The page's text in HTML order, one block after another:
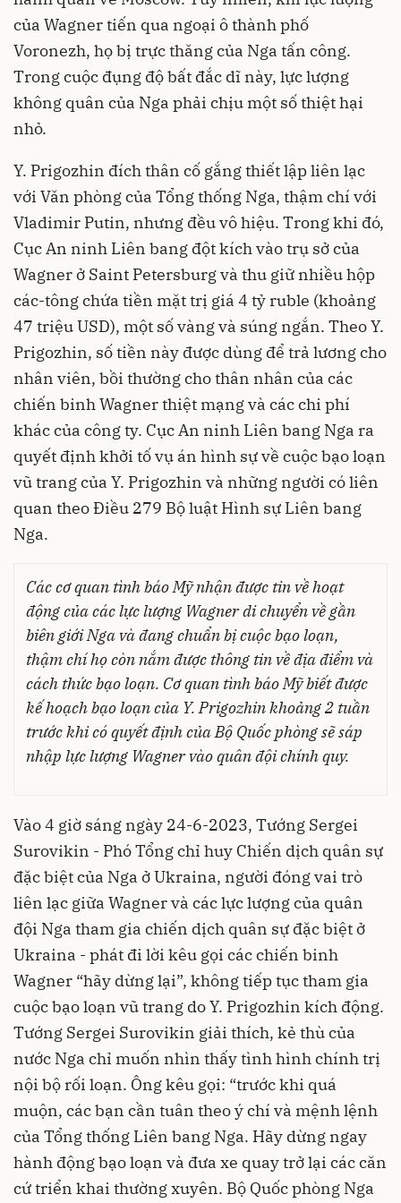
của Wagner tiến qua ngoại ô thành phố
Voronezh, họ bị trực thăng của Nga tấn công.
Trong cuộc đụng độ bất đắc dĩ này, lực lượng
không quân của Nga phải chịu một số thiệt hại
nhỏ.
Y. Prigozhin đích thân cố gắng thiết lập liên lạc
với Văn phòng của Tổng thống Nga, thậm chí với
Vladimir Putin, nhưng đều vô hiệu. Trong khi đó,
Cục An ninh Liên bang đột kích vào trụ sở của
Wagner ở Saint Petersburg và thu giữ nhiều hộp
các-tông chứa tiền mặt trị giá 4 tỷ ruble (khoảng
47 triệu USD), một số vàng và súng ngắn. Theo Y.
Prigozhin, số tiền này được dùng để trả lương cho
nhân viên, bồi thường cho thân nhân của các
chiến binh Wagner thiệt mạng và các chi phí
khác của công ty. Cục An ninh Liên bang Nga ra
quyết định khởi tố vụ án hình sự về cuộc bạo loạn
vũ trang của Y. Prigozhin và những người có liên
quan theo Điều 279 Bộ luật Hình sự Liên bang
Nga.
Các cơ quan tình báo Mỹ nhận được tin về hoạt
động của các lực lượng Wagner di chuyển về gần
biên giới Nga và đang chuẩn bị cuộc bạo loạn,
thậm chí họ còn nắm được thông tin về địa điểm và
cách thức bạo loạn. Cơ quan tình báo Mỹ biết được
kế hoạch bạo loạn của Y. Prigozhin khoảng 2 tuần
trước khi có quyết định của Bộ Quốc phòng sẽ sáp
nhập lực lượng Wagner vào quân đội chính quy.
Vào 4 giờ sáng ngày 24-6-2023, Tướng Sergei
Surovikin - Phó Tổng chỉ huy Chiến dịch quân sự
đặc biệt của Nga ở Ukraina, người đóng vai trò
liên lạc giữa Wagner và các lực lượng của quân
đội Nga tham gia chiến dịch quân sự đặc biệt ở
Ukraina - phát đi lời kêu gọi các chiến binh
Wagner “hãy dừng lại”, không tiếp tục tham gia
cuộc bạo loạn vũ trang do Y. Prigozhin kích động.
Tướng Sergei Surovikin giải thích, kẻ thù của
nước Nga chỉ muốn nhìn thấy tình hình chính trị
nội bộ rối loạn. Ông kêu gọi: “trước khi quá
muộn, các bạn cần tuân theo ý chí và mệnh lệnh
của Tổng thống Liên bang Nga. Hãy dừng ngay
hành động bạo loạn và đưa xe quay trở lại các căn
cứ triển khai thường xuyên. Bộ Quốc phòng Nga